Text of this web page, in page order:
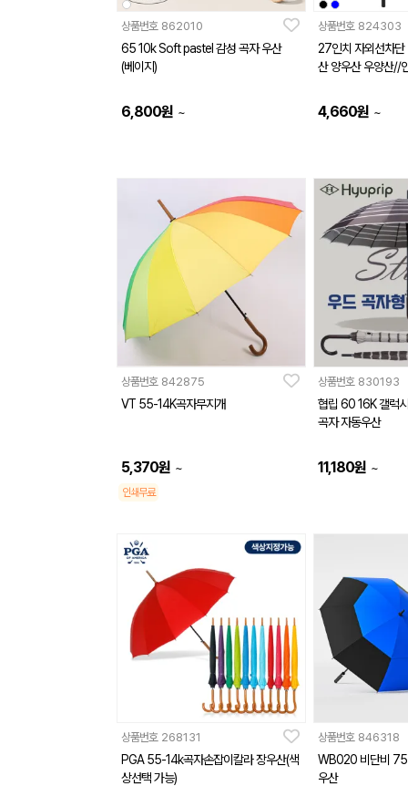
상품번호 862010
65 10k Soft pastel 감성 곡자 우산
(베이지)
6,800원 ~
상품번호 824303
27인치 자외선차단
산 양우산 우양산//
4,660원 ~
상품번호 842875
VT 55-14K곡자무지개
5,370원 ~
인쇄무료
상품번호 830193
협립 60 16K 갤럭
곡자 자동우산
11,180원 ~
상품번호 268131
PGA 55-14k곡자손잡이칼라 장우산(색
상선택 가능)
상품번호 846318
WB020 비단비 75
우산